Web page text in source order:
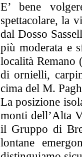
E’ bene
spettacolare, la
dal Dosso
più moderata e
località Remano
di ornielli,
cima del M.
La posizione
monti dell’Alta
il Gruppo di
lontane